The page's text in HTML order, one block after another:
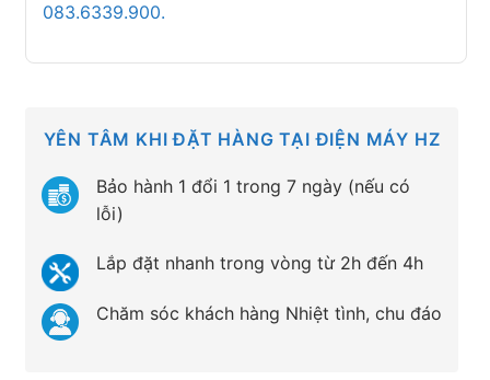
083.6339.900.
YÊN TÂM KHI ĐẶT HÀNG TẠI ĐIỆN MÁY HZ
Bảo hành 1 đổi 1 trong 7 ngày (nếu có
lỗi)
Lắp đặt nhanh trong vòng từ 2h đến 4h
Chăm sóc khách hàng Nhiệt tình, chu đáo